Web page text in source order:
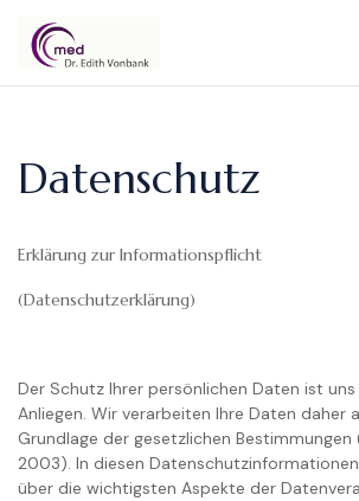
Dr.
Vonbank
Datenschutz
Erklärung zur Informationspflicht
(Datenschutzerklärung)
Der Schutz Ihrer persönlichen Daten ist
Anliegen. Wir verarbeiten Ihre Daten daher
Grundlage der gesetzlichen Bestimmungen
2003). In diesen
über die wichtigsten Aspekte der